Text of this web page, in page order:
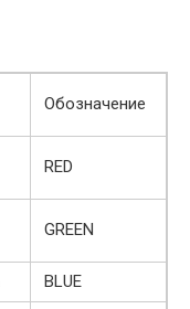
Обозначение
RED
GREEN
BLUE